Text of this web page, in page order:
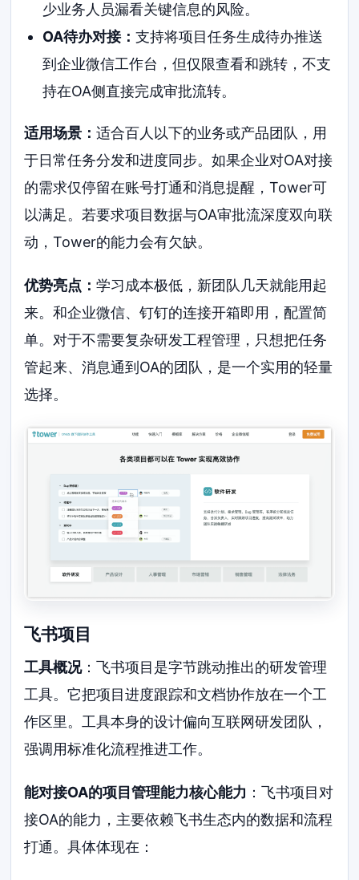
少业务人员漏看关键信息的风险。
OA待办对接： 支持将项目任务生成待办推送
到企业微信工作台，但仅限查看和跳转，不支
持在OA侧直接完成审批流转。
适用场景：适合百人以下的业务或产品团队，用
于日常任务分发和进度同步。如果企业对OA对接
的需求仅停留在账号打通和消息提醒，Tower可
以满足。若要求项目数据与OA审批流深度双向联
动，Tower的能力会有欠缺。
优势亮点：学习成本极低，新团队几天就能用起
来。和企业微信、钉钉的连接开箱即用，配置简
单。对于不需要复杂研发工程管理，只想把任务
管起来、消息通到OA的团队，是一个实用的轻量
选择。
飞书项目
工具概况：飞书项目是字节跳动推出的研发管理
工具。它把项目进度跟踪和文档协作放在一个工
作区里。工具本身的设计偏向互联网研发团队，
强调用标准化流程推进工作。
能对接OA的项目管理能力核心能力 ：飞书项目对
接OA的能力，主要依赖飞书生态内的数据和流程
打通。具体体现在：